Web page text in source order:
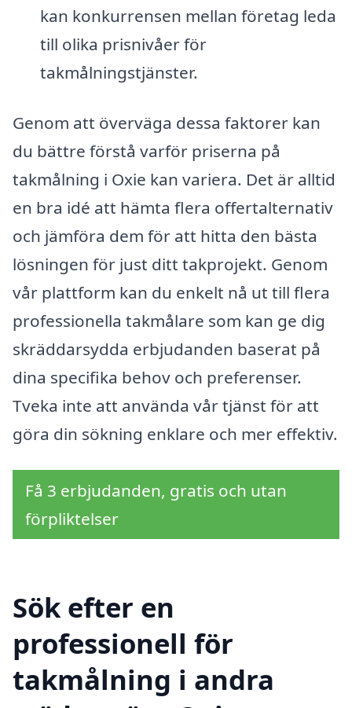
kan konkurrensen mellan företag leda
till olika prisnivåer för
takmålningstjänster.
Genom att överväga dessa faktorer kan
du bättre förstå varför priserna på
takmålning i Oxie kan variera. Det är alltid
en bra idé att hämta flera offertalternativ
och jämföra dem för att hitta den bästa
lösningen för just ditt takprojekt. Genom
vår plattform kan du enkelt nå ut till flera
professionella takmålare som kan ge dig
skräddarsydda erbjudanden baserat på
dina specifika behov och preferenser.
Tveka inte att använda vår tjänst för att
göra din sökning enklare och mer effektiv.
Få 3 erbjudanden, gratis och utan
förpliktelser
Sök efter en
professionell för
takmålning i andra